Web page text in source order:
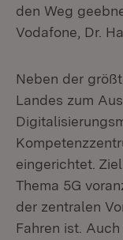
den Weg
Vodafone, Dr.
Neben der
Landes zum
eingerichtet.
Thema 5G
der zentralen
Fahren ist.